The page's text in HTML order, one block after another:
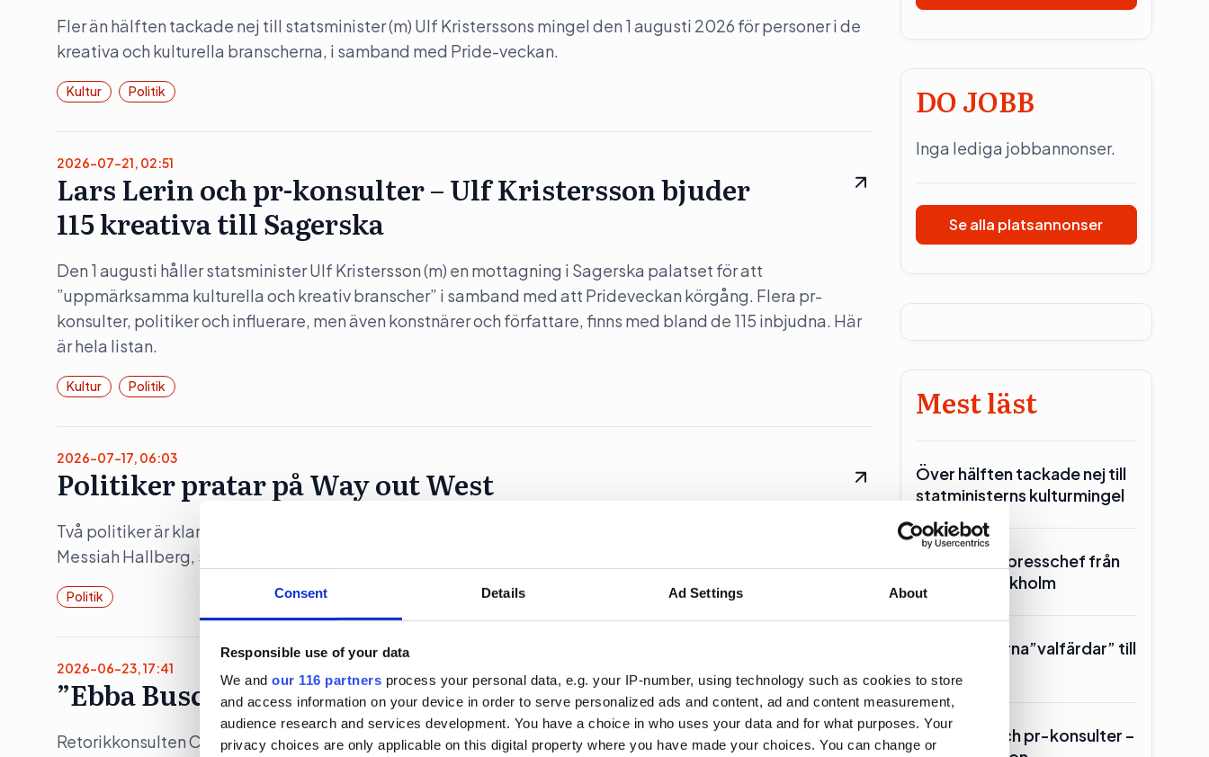
Consent Details Ad Settings About
Responsible use of your data
We and our 116 partners process your personal data, e.g. your IP-number, using technology such as cookies to store
and access information on your device in order to serve personalized ads and content, ad and content measurement,
audience research and services development. You have a choice in who uses your data and for what purposes. Your
privacy choices are only applicable on this digital property where you have made your choices. You can change or
Fler än hälften tackade nej till statsminister (m) Ulf Kristerssons mingel den 1 augusti 2026 för personer i de
kreativa och kulturella branscherna, i samband med Pride-veckan.
Kultur Politik
2026-07-21, 02:51
Lars Lerin och pr-konsulter – Ulf Kristersson bjuder
115 kreativa till Sagerska
Den 1 augusti håller statsminister Ulf Kristersson (m) en mottagning i Sagerska palatset för att
”uppmärksamma kulturella och kreativ branscher” i samband med att Prideveckan körgång. Flera pr-
konsulter, politiker och influerare, men även konstnärer och författare, finns med bland de 115 inbjudna. Här
är hela listan.
Kultur Politik
2026-07-17, 06:03
Politiker pratar på Way out West
Två politiker är klara när musikfestivalen Way out West återinför samtal i programmet. Programledare är
Messiah Hallberg, som vanligtvis leder Svenska Nyheter i SVT.
Politik
2026-06-23, 17:41
”Ebba Buschs Sverigedröm kräver hårdare auktoritet”
Retorikkonsulten Camilla Eriksson analyserar partiledartalen i Almedalen via sin proprietära
DO JOBB
Inga lediga jobbannonser.
Se alla platsannonser
Mest läst
Över hälften tackade nej till
statministerns kulturmingel
SKR hämtar presschef från
Region Stockholm
Toppolitikerna”valfärdar” till
Lars Lerin och pr-konsulter –